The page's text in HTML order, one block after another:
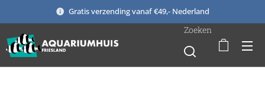
Gratis verzending vanaf €49,- Nederland
Zoeken